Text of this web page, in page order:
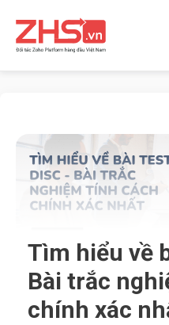
Tìm hiểu về
Bài trắc
chính xác